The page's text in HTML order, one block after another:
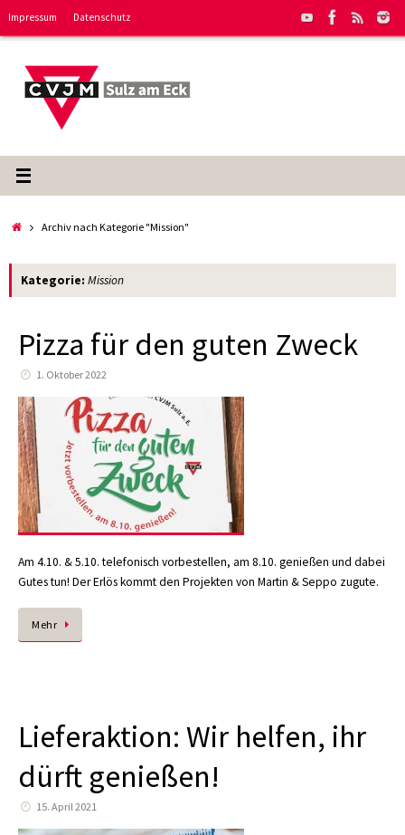
Impressum Datenschutz
StartArchiv nach Kategorie "Mission"
Kategorie: Mission
Pizza für den guten Zweck
1. Oktober 2022
Am 4.10. & 5.10. telefonisch vorbestellen, am 8.10. genießen und dabei
Gutes tun! Der Erlös kommt den Projekten von Martin & Seppo zugute.
Mehr
Lieferaktion: Wir helfen, ihr
dürft genießen!
15. April 2021